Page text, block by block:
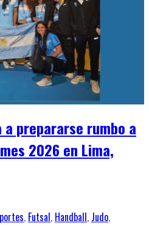
prepararse rumbo a
2026 en Lima,
, Futsal, Handball, Judo,